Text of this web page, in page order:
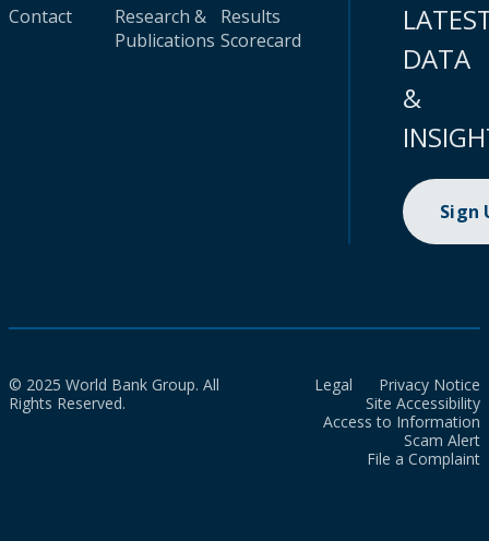
Contact
Research &
Publications
Results
Scorecard
DATA
&
Sign
© 2025 World Bank Group. All
Rights Reserved.
Legal
Privacy Notice
Site Accessibility
Access to Information
Scam Alert
File a Complaint